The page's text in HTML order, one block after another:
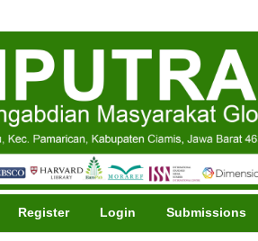
Register Login Submissions